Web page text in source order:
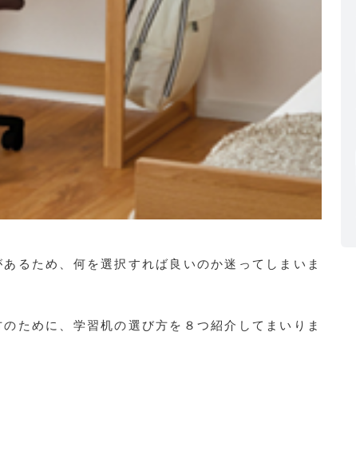
るため、何を選択すれば良いのか迷ってしまいま
のために、学習机の選び方を８つ紹介してまいりま